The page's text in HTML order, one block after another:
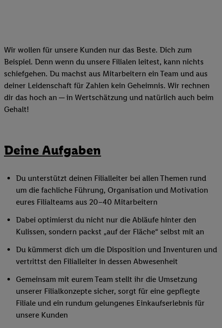
Wir wollen für unsere Kunden nur das Beste. Dich zum
Beispiel. Denn wenn du unsere Filialen leitest, kann nichts
schiefgehen. Du machst aus Mitarbeitern ein Team und aus
deiner Leidenschaft für Zahlen kein Geheimnis. Wir rechnen
dir das hoch an ─ in Wertschätzung und natürlich auch beim
Gehalt!
Deine Aufgaben
Du unterstützt deinen Filialleiter bei allen Themen rund
um die fachliche Führung, Organisation und Motivation
eures Filialteams aus 20–40 Mitarbeitern
Dabei optimierst du nicht nur die Abläufe hinter den
Kulissen, sondern packst „auf der Fläche“ selbst mit an
Du kümmerst dich um die Disposition und Inventuren und
vertrittst den Filialleiter in dessen Abwesenheit
Gemeinsam mit eurem Team stellt ihr die Umsetzung
unserer Filialkonzepte sicher, sorgt für eine gepflegte
Filiale und ein rundum gelungenes Einkaufserlebnis für
unsere Kunden